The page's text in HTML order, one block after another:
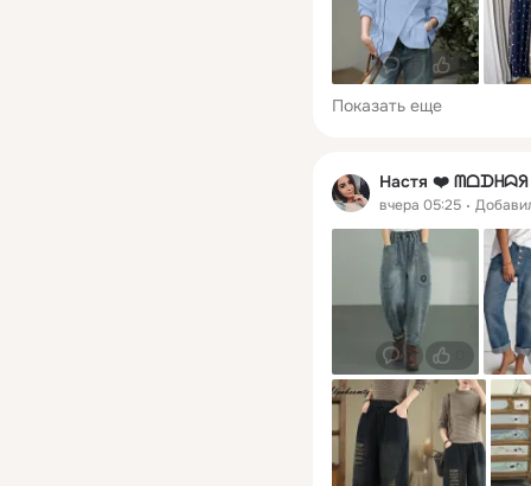
0 0
Показать еще
Настя ❤️
вчера 05:25
0